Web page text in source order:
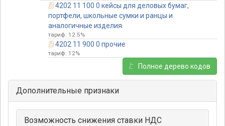
4202 11 100 0 кейсы для деловых бумаг,
портфели, школьные сумки и ранцы и
аналогичные изделия
тариф: 12.5%
4202 11 900 0 прочие
тариф: 12%
Полное дерево кодов
Дополнительные признаки
Возможность снижения ставки НДС